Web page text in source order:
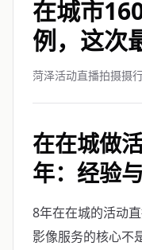
在城市
例，这次
菏泽活动直播拍摄摄
在在城做
年：经验
8年在在城的活动
影像服务的核心不